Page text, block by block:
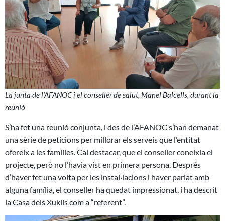
La junta de l’AFANOC i el conseller de salut, Manel Balcells, durant la
reunió
S’ha fet una reunió conjunta, i des de l’AFANOC s’han demanat
una sèrie de peticions per millorar els serveis que l’entitat
ofereix a les famílies. Cal destacar, que el conseller coneixia el
projecte, però no l’havia vist en primera persona. Després
d’haver fet una volta per les instal·lacions i haver parlat amb
alguna família, el conseller ha quedat impressionat, i ha descrit
la Casa dels Xuklis com a “referent”.